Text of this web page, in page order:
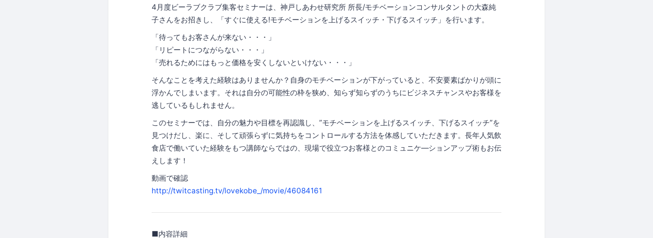
4月度ビーラブクラブ集客セミナーは、神戸しあわせ研究所 所長/モチベーションコンサルタントの大森純
子さんをお招きし、「すぐに使える!モチベーションを上げるスイッチ・下げるスイッチ」を行います。
「待ってもお客さんが来ない・・・」
「リピートにつながらない・・・」
「売れるためにはもっと価格を安くしないといけない・・・」
そんなことを考えた経験はありませんか？自身のモチベーションが下がっていると、不安要素ばかりが頭に
浮かんでしまいます。それは自分の可能性の枠を狭め、知らず知らずのうちにビジネスチャンスやお客様を
逃しているもしれません。
このセミナーでは、自分の魅力や目標を再認識し、”モチベーションを上げるスイッチ、下げるスイッチ”を
見つけだし、楽に、そして頑張らずに気持ちをコントロールする方法を体感していただきます。長年人気飲
食店で働いていた経験をもつ講師ならではの、現場で役立つお客様とのコミュニケ―ションアップ術もお伝
えします！
動画で確認
http://twitcasting.tv/lovekobe_/movie/46084161
■内容詳細